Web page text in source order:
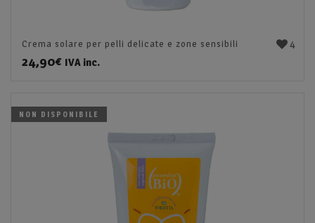
4
Crema solare per pelli delicate e zone sensibili
24,90€ IVA inc.
NON DISPONIBILE